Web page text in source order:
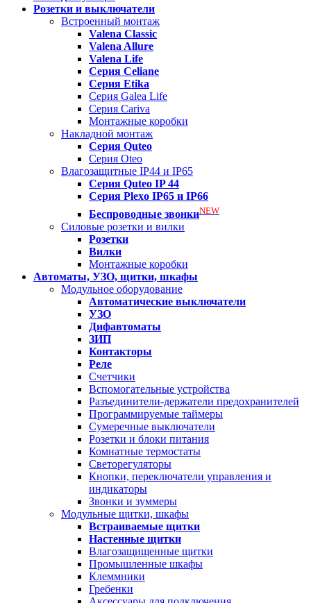
Розетки и выключатели
Встроенный монтаж
Valena Classic
Valena Allure
Valena Life
Серия Celiane
Серия Etika
Серия Galea Life
Серия Cariva
Монтажные коробки
Накладной монтаж
Серия Quteo
Серия Oteo
Влагозащитные IP44 и IP65
Серия Quteo IP 44
Серия Plexo IP65 и IP66
Беспроводные звонкиNEW
Силовые розетки и вилки
Розетки
Вилки
Монтажные коробки
Автоматы, УЗО, щитки, шкафы
Модульное оборудование
Автоматические выключатели
УЗО
Дифавтоматы
ЗИП
Контакторы
Реле
Счетчики
Вспомогательные устройства
Разъединители-держатели предохранителей
Программируемые таймеры
Сумеречные выключатели
Розетки и блоки питания
Комнатные термостаты
Светорегуляторы
Кнопки, переключатели управления и
индикаторы
Звонки и зуммеры
Модульные щитки, шкафы
Встраиваемые щитки
Настенные щитки
Влагозащищенные щитки
Промышленные шкафы
Клеммники
Гребенки